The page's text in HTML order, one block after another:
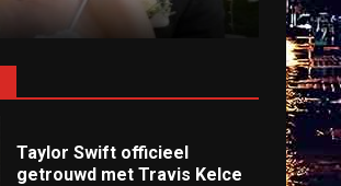
9
Taylor Swift officieel
getrouwd met Travis Kelce